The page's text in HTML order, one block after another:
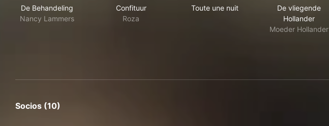
De Behandeling
Nancy Lammers
Confituur
Roza
Toute une nuit
De vliegende
Hollander
Moeder Hollander
Socios (10)